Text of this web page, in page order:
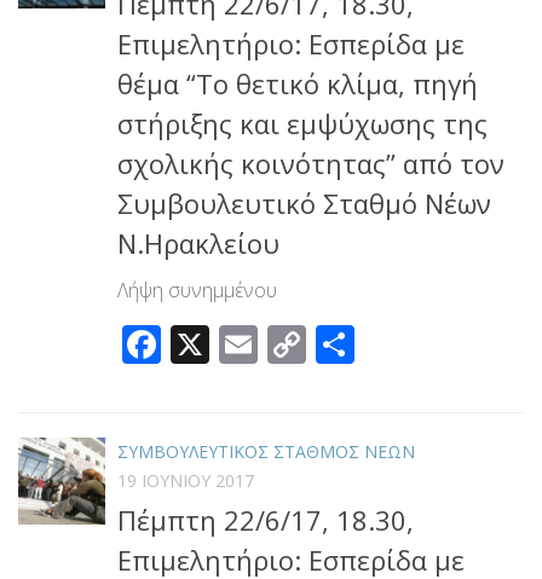
Επιμελητήριο: Εσπερίδα με
θέμα “Το θετικό κλίμα, πηγή
στήριξης και εμψύχωσης της
σχολικής κοινότητας” από τον
Συμβουλευτικό Σταθμό Νέων
Ν.Ηρακλείου
Λήψη συνημμένου
Facebook
X Email
Copy
ΣΥΜΒΟΥΛΕΥΤΙΚΟΣ ΣΤΑΘΜΟΣ ΝΕΩΝ
19 ΙΟΥΝΊΟΥ 2017
Πέμπτη 22/6/17, 18.30,
Επιμελητήριο: Εσπερίδα με